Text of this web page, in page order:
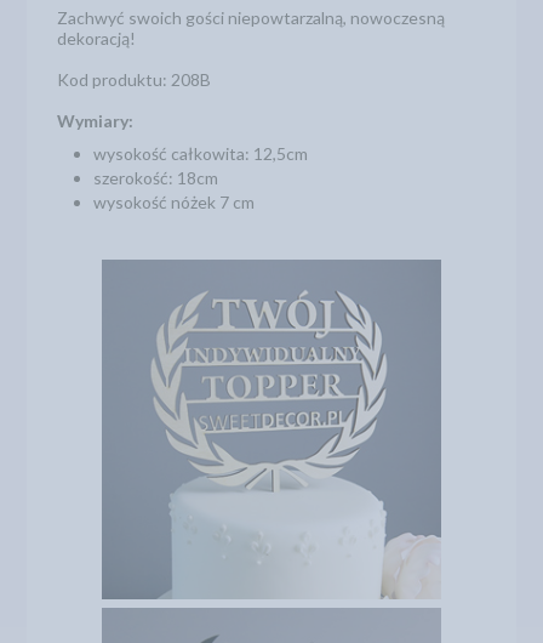
Zachwyć swoich gości niepowtarzalną, nowoczesną
dekoracją!
Kod produktu: 208B
Wymiary:
wysokość całkowita: 12,5cm
szerokość: 18cm
wysokość nóżek 7 cm